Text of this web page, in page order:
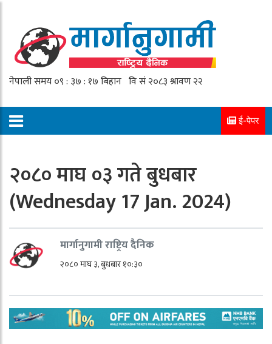
ई-पेपर
२०८० माघ ०३ गते बुधबार
(Wednesday 17 Jan. 2024)
मार्गानुगामी राष्ट्रिय दैनिक
२०८० माघ ३, बुधबार १०:३०